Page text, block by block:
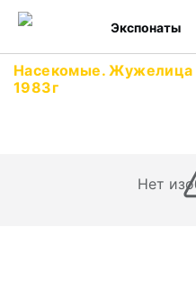
Экспонаты
Насекомые. Жужелица
1983г
Нет